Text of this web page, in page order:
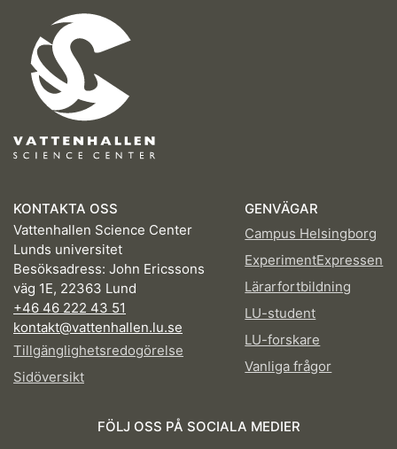
KONTAKTA OSS
Vattenhallen Science Center
Lunds universitet
Besöksadress: John Ericssons
väg 1E, 22363 Lund
+46 46 222 43 51
kontakt@vattenhallen.lu.se
Tillgänglighetsredogörelse
Sidöversikt
GENVÄGAR
Campus Helsingborg
ExperimentExpressen
Lärarfortbildning
LU-student
LU-forskare
Vanliga frågor
FÖLJ OSS PÅ SOCIALA MEDIER